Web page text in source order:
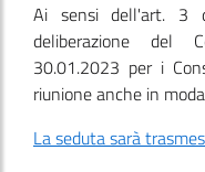
Ai sensi dell'art. 3
deliberazione del
30.01.2023 per i
riunione anche in
La seduta sarà